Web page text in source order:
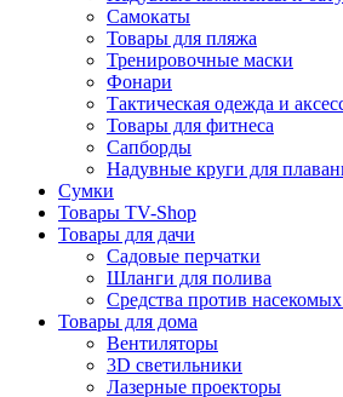
Самокаты
Товары для пляжа
Тренировочные маски
Фонари
Тактическая одежда и
Товары для фитнеса
Сапборды
Надувные круги для
Сумки
Товары TV-Shop
Товары для дачи
Садовые перчатки
Шланги для полива
Средства против
Товары для дома
Вентиляторы
3D светильники
Лазерные проекторы